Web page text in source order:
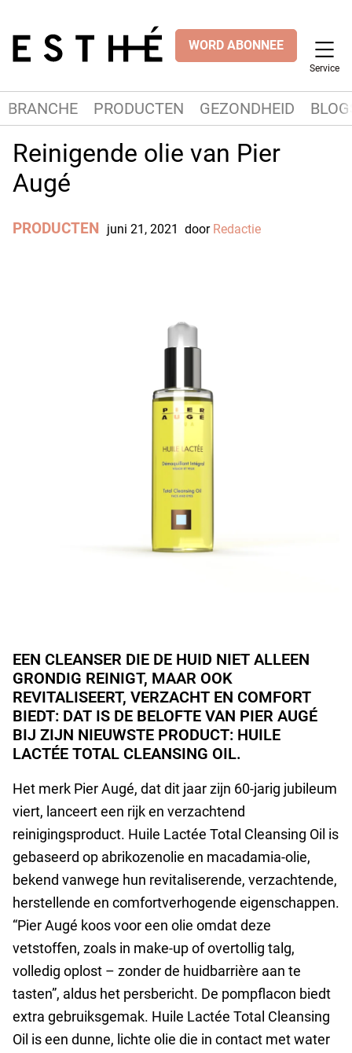
WORD ABONNEE
Service
BRANCHE PRODUCTEN GEZONDHEID
Reinigende olie van Pier
Augé
PRODUCTEN juni 21, 2021 door Redactie
EEN CLEANSER DIE DE HUID NIET ALLEEN
GRONDIG REINIGT, MAAR OOK
REVITALISEERT, VERZACHT EN COMFORT
BIEDT: DAT IS DE BELOFTE VAN PIER AUGÉ
BIJ ZIJN NIEUWSTE PRODUCT: HUILE
LACTÉE TOTAL CLEANSING OIL.
Het merk Pier Augé, dat dit jaar zijn 60-jarig jubileum
viert, lanceert een rijk en verzachtend
reinigingsproduct. Huile Lactée Total Cleansing Oil is
gebaseerd op abrikozenolie en macadamia-olie,
bekend vanwege hun revitaliserende, verzachtende,
herstellende en comfortverhogende eigenschappen.
“Pier Augé koos voor een olie omdat deze
vetstoffen, zoals in make-up of overtollig talg,
volledig oplost – zonder de huidbarrière aan te
tasten”, aldus het persbericht. De pompflacon biedt
extra gebruiksgemak. Huile Lactée Total Cleansing
Oil is een dunne, lichte olie die in contact met water